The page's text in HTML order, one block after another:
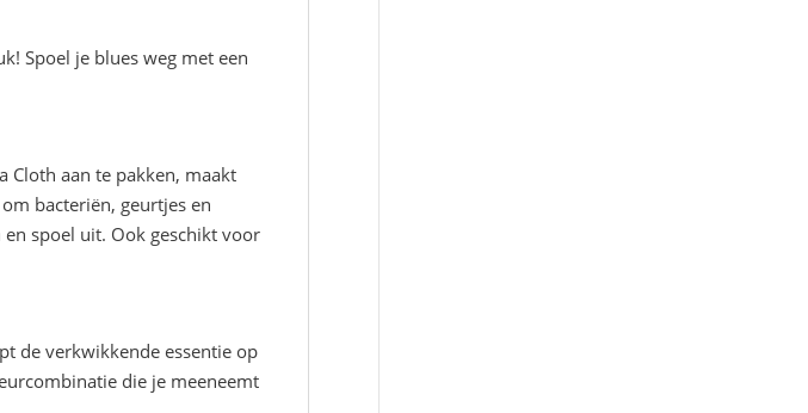
Spoel je blues weg met een
Cloth aan te pakken, maakt
bacteriën, geurtjes en
spoel uit. Ook geschikt voor
de verkwikkende essentie op
die je meeneemt